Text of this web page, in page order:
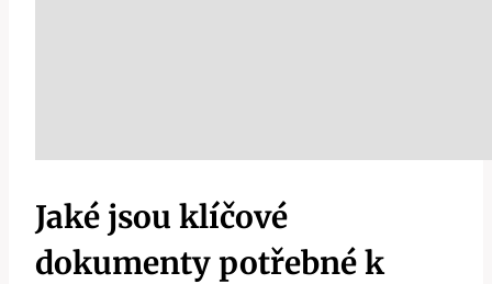
Jaké jsou klíčové
dokumenty potřebné k